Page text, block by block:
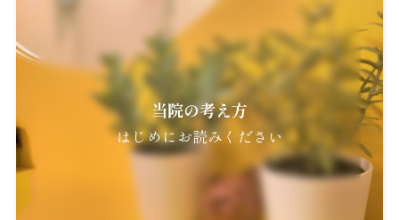
当院の考え方
はじめにお読みください